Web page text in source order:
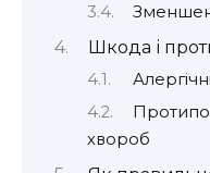
Шкода і
хвороб